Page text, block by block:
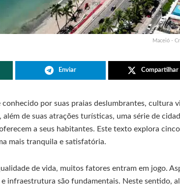
Maceió -
Enviar Compartilhar
conhecido por suas praias deslumbrantes, cultura
de suas atrações turísticas, uma série de
a seus habitantes. Este texto explora
mais tranquila e satisfatória.
de vida, muitos fatores entram em jogo.
e infraestrutura são fundamentais. Neste sentido,